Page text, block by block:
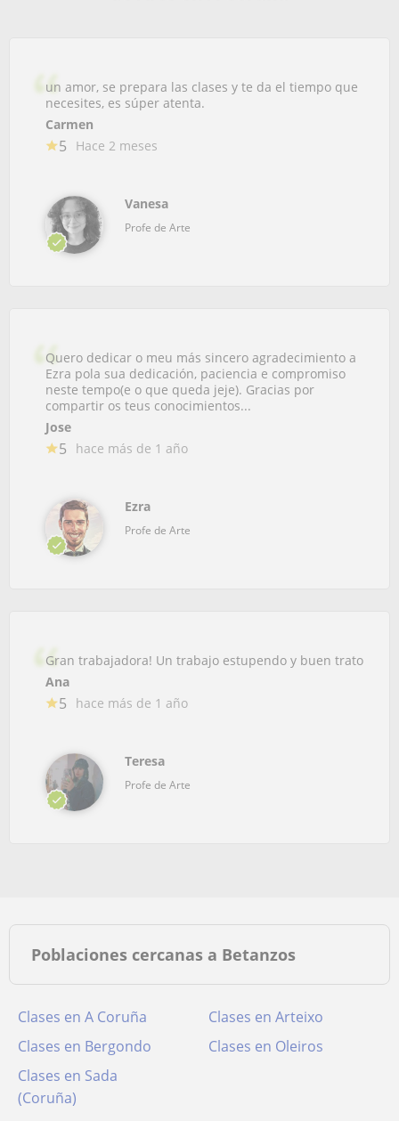
un amor, se prepara las clases y te da el tiempo que
necesites, es súper atenta.
Carmen
5 Hace 2 meses
Vanesa
Profe de Arte
Quero dedicar o meu más sincero agradecimiento a
Ezra pola sua dedicación, paciencia e compromiso
neste tempo(e o que queda jeje). Gracias por
compartir os teus conocimientos...
Jose
5 hace más de 1 año
Ezra
Profe de Arte
Gran trabajadora! Un trabajo estupendo y buen trato
Ana
5 hace más de 1 año
Teresa
Profe de Arte
Poblaciones cercanas a Betanzos
Clases en A Coruña
Clases en Arteixo
Clases en Bergondo
Clases en Oleiros
Clases en Sada
(Coruña)